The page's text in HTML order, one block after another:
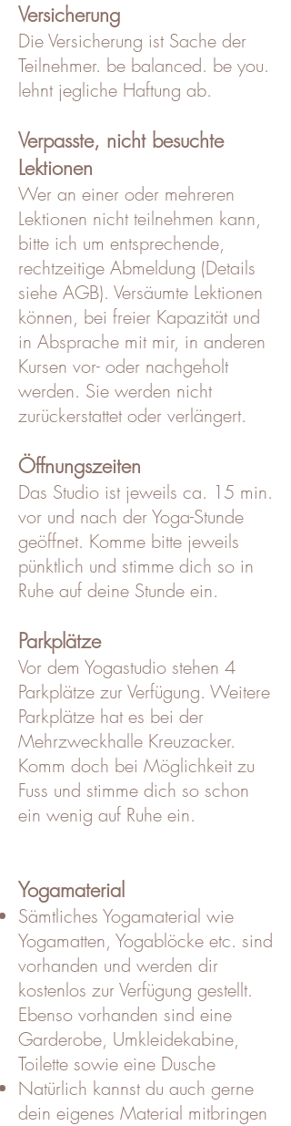
Versicherung
Die Versicherung ist Sache der
Teilnehmer. be balanced. be you.
lehnt jegliche Haftung ab.
Verpasste, nicht besuchte
Lektionen
Wer an einer oder mehreren
Lektionen nicht teilnehmen kann,
bitte ich um entsprechende,
rechtzeitige Abmeldung (Details
siehe AGB). Versäumte Lektionen
können, bei freier Kapazität und
in Absprache mit mir, in anderen
Kursen vor- oder nachgeholt
werden. Sie werden nicht
zurückerstattet oder verlängert.
Öffnungszeiten
Das Studio ist jeweils ca. 15 min.
vor und nach der Yoga-Stunde
geöffnet. Komme bitte jeweils
pünktlich und stimme dich so in
Ruhe auf deine Stunde ein.
Parkplätze
Vor dem Yogastudio stehen 4
Parkplätze zur Verfügung. Weitere
Parkplätze hat es bei der
Mehrzweckhalle Kreuzacker.
Komm doch bei Möglichkeit zu
Fuss und stimme dich so schon
ein wenig auf Ruhe ein.
Yogamaterial
Sämtliches Yogamaterial wie
Yogamatten, Yogablöcke etc. sind
vorhanden und werden dir
kostenlos zur Verfügung gestellt.
Ebenso vorhanden sind eine
Garderobe, Umkleidekabine,
Toilette sowie eine Dusche
Natürlich kannst du auch gerne
dein eigenes Material mitbringen